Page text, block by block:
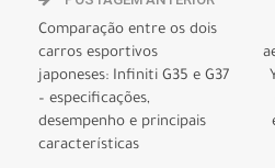
Comparação entre os dois
carros esportivos
japoneses: Infiniti G35 e G37
– especificações,
desempenho e principais
características